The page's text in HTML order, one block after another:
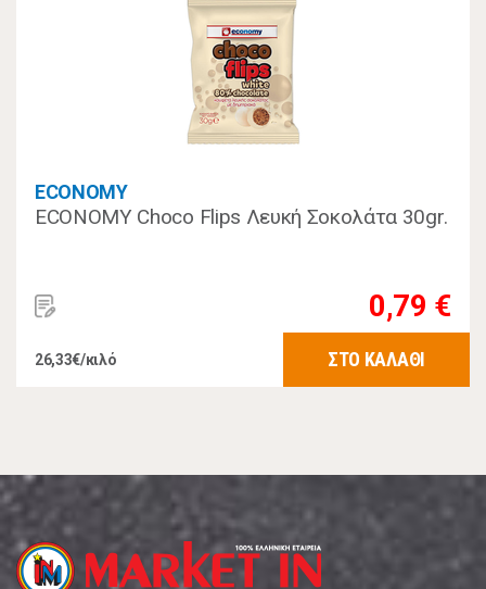
ECONOMY
ECONOMY Choco Flips Λευκή Σοκολάτα 30gr.
0,79 €
26,33€/κιλό ΣΤΟ ΚΑΛΑΘΙ